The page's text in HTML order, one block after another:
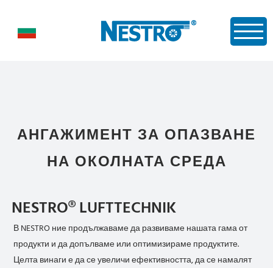
АНГАЖИМЕНТ ЗА ОПАЗВАНЕ
НА ОКОЛНАТА СРЕДА
NESTRO® LUFTTECHNIK
В NESTRO ние продължаваме да развиваме нашата гама от
продукти и да допълваме или оптимизираме продуктите.
Целта винаги е да се увеличи ефективността, да се намалят